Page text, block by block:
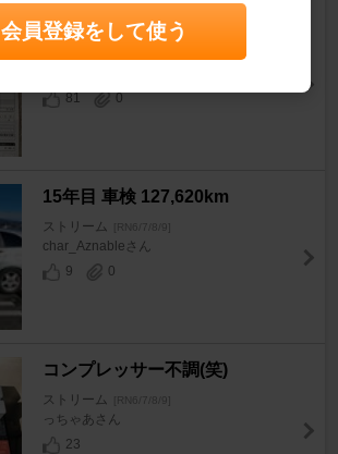
4回目の車検
81
0
15年目 車検 127,620km
ストリーム [RN6/7/8/9]
char_Aznableさん
9
0
コンプレッサー不調(笑)
ストリーム [RN6/7/8/9]
っちゃあさん
23
会員登録をして使う